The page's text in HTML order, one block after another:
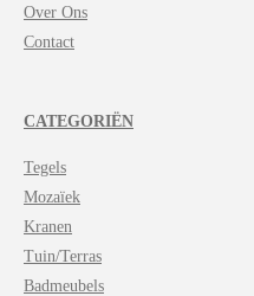
Over Ons
Contact
CATEGORIËN
Tegels
Mozaïek
Kranen
Tuin/Terras
Badmeubels